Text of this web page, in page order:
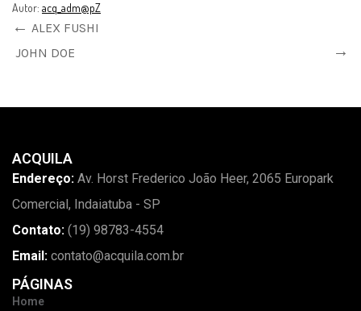
Autor: acq_adm@pZ
ALEX FUSHI
JOHN DOE
ACQUILA
Endereço: Av. Horst Frederico João Heer, 2065 Europark
Comercial, Indaiatuba - SP
Contato: (19) 98783-4554
Email: contato@acquila.com.br
PÁGINAS
Home